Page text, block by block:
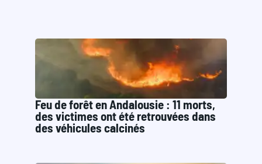
Feu de forêt en Andalousie : 11 morts,
des victimes ont été retrouvées dans
des véhicules calcinés